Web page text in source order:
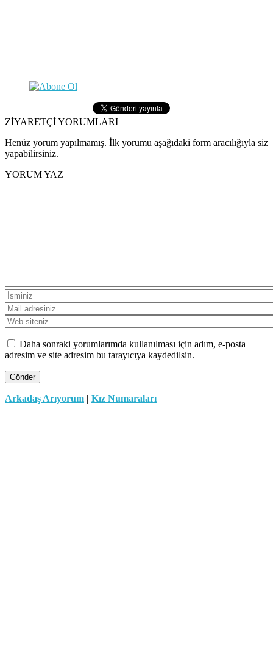
ZİYARETÇİ YORUMLARI
Henüz yorum yapılmamış. İlk yorumu aşağıdaki form aracılığıyla siz
yapabilirsiniz.
YORUM YAZ
Daha sonraki yorumlarımda kullanılması için adım, e-posta
adresim ve site adresim bu tarayıcıya kaydedilsin.
Arkadaş Arıyorum | Kız Numaraları